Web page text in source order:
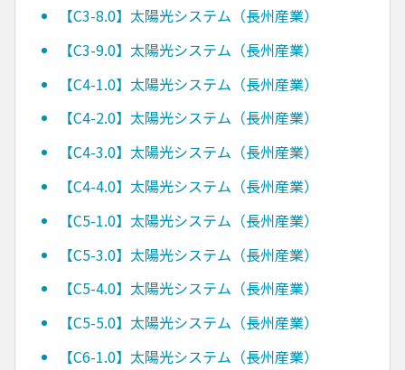
【C3-8.0】太陽光システム（長州産業）
【C3-9.0】太陽光システム（長州産業）
【C4-1.0】太陽光システム（長州産業）
【C4-2.0】太陽光システム（長州産業）
【C4-3.0】太陽光システム（長州産業）
【C4-4.0】太陽光システム（長州産業）
【C5-1.0】太陽光システム（長州産業）
【C5-3.0】太陽光システム（長州産業）
【C5-4.0】太陽光システム（長州産業）
【C5-5.0】太陽光システム（長州産業）
【C6-1.0】太陽光システム（長州産業）